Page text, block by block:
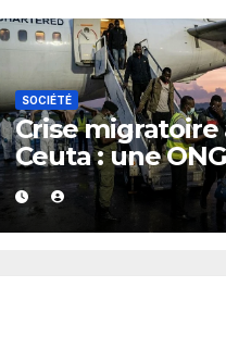
SOCIÉTÉ
Crise migratoire
Ceuta : une ONG
marocaine met
cause les
responsabilités